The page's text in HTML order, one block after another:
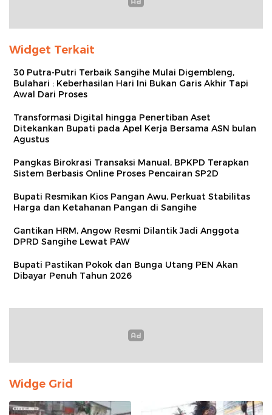
Widget Terkait
30 Putra-Putri Terbaik Sangihe Mulai Digembleng,
Bulahari : Keberhasilan Hari Ini Bukan Garis Akhir Tapi
Awal Dari Proses
Transformasi Digital hingga Penertiban Aset
Ditekankan Bupati pada Apel Kerja Bersama ASN bulan
Agustus
Pangkas Birokrasi Transaksi Manual, BPKPD Terapkan
Sistem Berbasis Online Proses Pencairan SP2D
Bupati Resmikan Kios Pangan Awu, Perkuat Stabilitas
Harga dan Ketahanan Pangan di Sangihe
Gantikan HRM, Angow Resmi Dilantik Jadi Anggota
DPRD Sangihe Lewat PAW
Bupati Pastikan Pokok dan Bunga Utang PEN Akan
Dibayar Penuh Tahun 2026
Widge Grid